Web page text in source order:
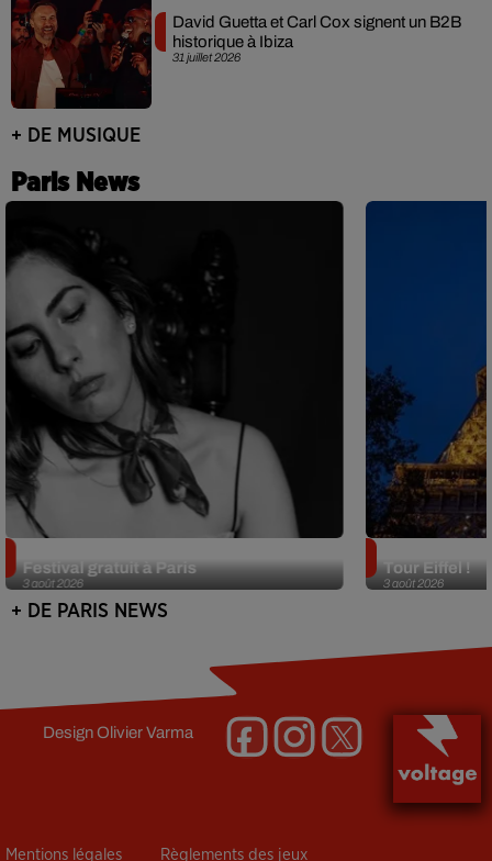
31 juillet 2026
David Guetta et Carl Cox signent un B2B
historique à Ibiza
+ DE MUSIQUE
Paris News
3 août 2026
Festival gratuit à Paris
3 août 2026
Tour Eiffel !
+ DE PARIS NEWS
DesignOlivier Varma
Mentions légales Règlements des jeux